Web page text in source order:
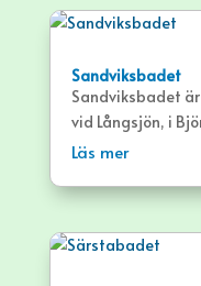
Sandviksbadet
Sandviksbadet
vid Långsjön, i
ett stort och
och
Läs mer